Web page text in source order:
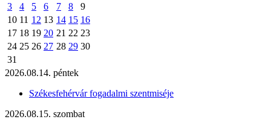
3
4 5 6 7 8
9
10 11 12 13 14 15 16
17 18 19 20 21 22 23
24 25 26 27 28 29 30
31
2026.08.14. péntek
Székesfehérvár fogadalmi szentmiséje
2026.08.15. szombat